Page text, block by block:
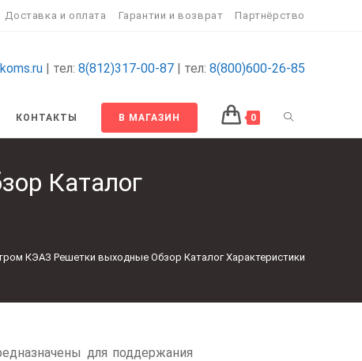
Доставка и оплата Гарантии и возврат Партнёрство
| тел: 8(812)317-00-87 | тел: 8(800)600-26-85
КОНТАКТЫ В МАГАЗИН 0
Каталог
КЭАЗ Решетки выходные Обзор Каталог Характеристики
для поддержания